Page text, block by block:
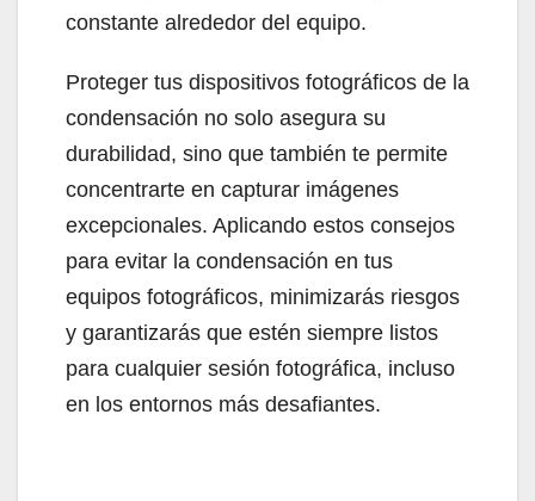
constante alrededor del equipo.
Proteger tus dispositivos fotográficos de la
condensación no solo asegura su
durabilidad, sino que también te permite
concentrarte en capturar imágenes
excepcionales. Aplicando estos consejos
para evitar la condensación en tus
equipos fotográficos, minimizarás riesgos
y garantizarás que estén siempre listos
para cualquier sesión fotográfica, incluso
en los entornos más desafiantes.